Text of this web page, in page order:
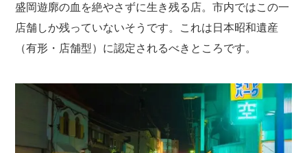
盛岡遊廓の血を絶やさずに生き残る店。市内ではこの一
店舗しか残っていないそうです。これは日本昭和遺産
（有形・店舗型）に認定されるべきところです。